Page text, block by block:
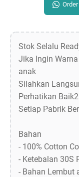
Stok Selalu
Jika Ingin
anak
Silahkan
Perhatikan
Setiap Pabrik
Bahan
- 100% Cotton
- Ketebalan 30S
- Bahan Lembut